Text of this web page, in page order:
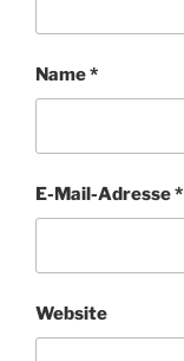
Name*
E-Mail-Adresse*
Website